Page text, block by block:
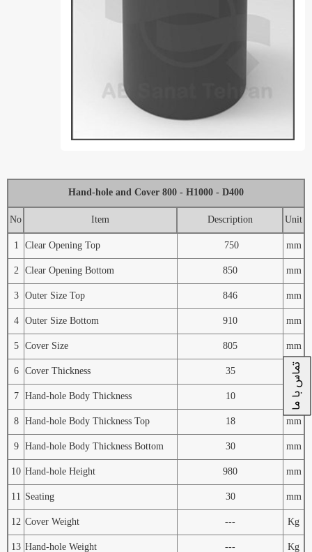
Hand-hole and Cover 800 - H1000 - D400
Unit
Description
Item
No
mm
750
1
mm
850
Clear Opening Bottom
2
mm
846
Outer Size Top
3
mm
910
Outer Size Bottom
4
mm
805
Cover Size
5
mm
35
Cover Thickness
6
mm
10
Hand-hole Body Thickness
7
mm
18
Hand-hole Body Thickness Top
8
mm
30
Hand-hole Body Thickness Bottom
9
mm
980
Hand-hole Height
10
mm
30
Seating
11
Kg
---
Cover Weight
12
Kg
---
Hand-hole Weight
13
تماس با ما